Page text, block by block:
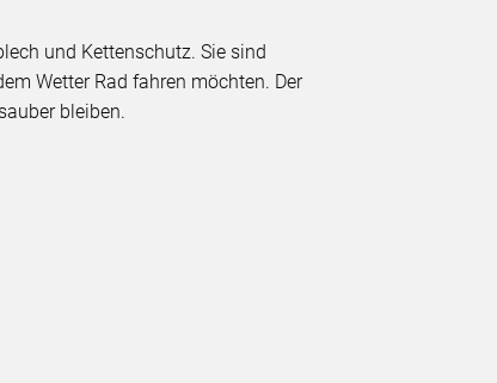
und Kettenschutz. Sie sind
Wetter Rad fahren möchten. Der
bleiben.